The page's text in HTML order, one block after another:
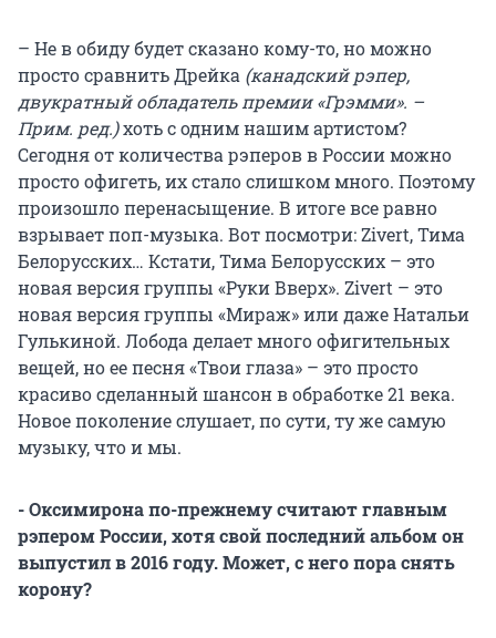
– Не в обиду будет сказано кому-то, но можно
просто сравнить Дрейка (канадский рэпер,
двукратный обладатель премии «Грэмми». –
Прим. ред.)хоть с одним нашим артистом?
Сегодня от количества рэперов в России можно
просто офигеть, их стало слишком много. Поэтому
произошло перенасыщение. В итоге все равно
взрывает поп-музыка. Вот посмотри: Zivert, Тима
Белорусских… Кстати, Тима Белорусских – это
новая версия группы «Руки Вверх». Zivert – это
новая версия группы «Мираж» или даже Натальи
Гулькиной. Лобода делает много офигительных
вещей, но ее песня «Твои глаза» – это просто
красиво сделанный шансон в обработке 21 века.
Новое поколение слушает, по сути, ту же самую
музыку, что и мы.
- Оксимирона по-прежнему считают главным
рэпером России, хотя свой последний альбом он
выпустил в 2016 году. Может, с него пора снять
корону?